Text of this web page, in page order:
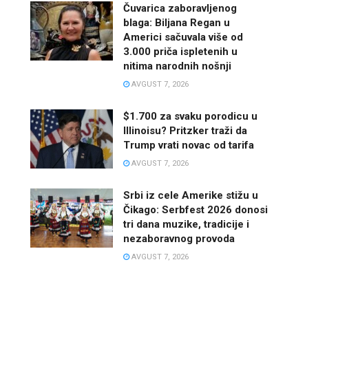
Čuvarica zaboravljenog
blaga: Biljana Regan u
Americi sačuvala više od
3.000 priča ispletenih u
nitima narodnih nošnji
AVGUST 7, 2026
$1.700 za svaku porodicu u
Illinoisu? Pritzker traži da
Trump vrati novac od tarifa
AVGUST 7, 2026
Srbi iz cele Amerike stižu u
Čikago: Serbfest 2026 donosi
tri dana muzike, tradicije i
nezaboravnog provoda
AVGUST 7, 2026